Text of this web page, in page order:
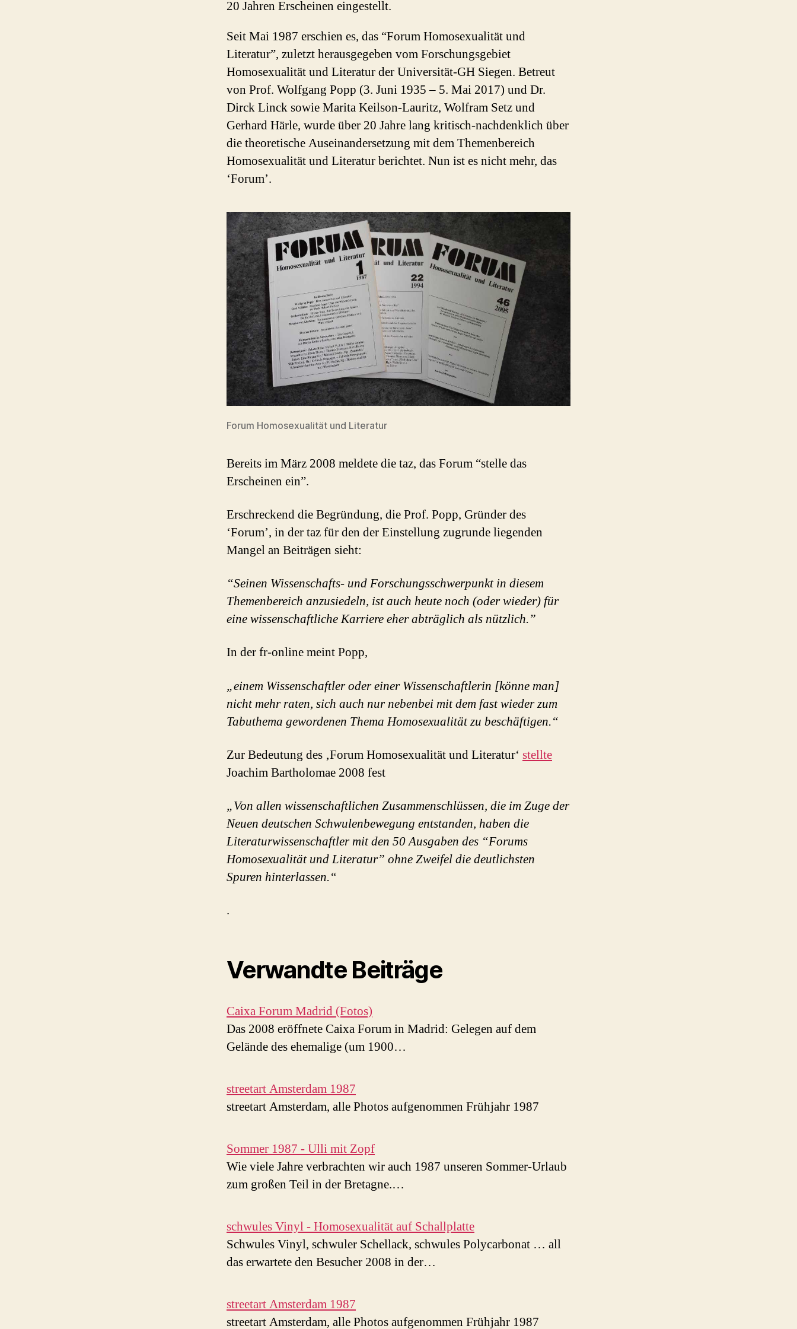
20 Jahren Erscheinen eingestellt.
Seit Mai 1987 erschien es, das “Forum Homosexualität und
Literatur”, zuletzt herausgegeben vom Forschungsgebiet
Homosexualität und Literatur der Universität-GH Siegen. Betreut
von Prof. Wolfgang Popp (3. Juni 1935 – 5. Mai 2017) und Dr.
Dirck Linck sowieMarita Keilson-Lauritz, Wolfram Setz und
Gerhard Härle, wurde über 20 Jahre lang kritisch-nachdenklich über
die theoretische Auseinandersetzung mit dem Themenbereich
Homosexualität und Literatur berichtet. Nun ist es nicht mehr, das
‘Forum’.
Forum Homosexualität und Literatur
Bereits im März 2008 meldete die taz, das Forum “stelle das
Erscheinen ein”.
Erschreckend die Begründung, die Prof. Popp, Gründer des
‘Forum’, in der taz für den der Einstellung zugrunde liegenden
Mangel an Beiträgen sieht:
“Seinen Wissenschafts- und Forschungsschwerpunkt in diesem
Themenbereich anzusiedeln, ist auch heute noch (oder wieder) für
eine wissenschaftliche Karriere eher abträglich als nützlich.”
In der fr-online meint Popp,
„einem Wissenschaftler oder einer Wissenschaftlerin [könne man]
nicht mehr raten, sich auch nur nebenbei mit dem fast wieder zum
Tabuthema gewordenen Thema Homosexualität zu beschäftigen.“
Zur Bedeutung des ‚Forum Homosexualität und Literatur‘ stellte
Joachim Bartholomae 2008 fest
„Von allen wissenschaftlichen Zusammenschlüssen, die im Zuge der
Neuen deutschen Schwulenbewegung entstanden, haben die
Literaturwissenschaftler mit den 50 Ausgaben des “Forums
Homosexualität und Literatur” ohne Zweifel die deutlichsten
Spuren hinterlassen.“
.
Verwandte Beiträge
Caixa Forum Madrid (Fotos)
Das 2008 eröffnete Caixa Forum in Madrid: Gelegen auf dem
Gelände des ehemalige (um 1900…
streetart Amsterdam 1987
streetart Amsterdam, alle Photos aufgenommen Frühjahr 1987
Sommer 1987 - Ulli mit Zopf
Wie viele Jahre verbrachten wir auch 1987 unseren Sommer-Urlaub
zum großen Teil in der Bretagne.…
schwules Vinyl - Homosexualität auf Schallplatte
Schwules Vinyl, schwuler Schellack, schwules Polycarbonat … all
das erwartete den Besucher 2008 in der…
streetart Amsterdam 1987
streetart Amsterdam, alle Photos aufgenommen Frühjahr 1987